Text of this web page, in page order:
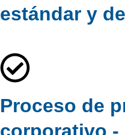
estándar y
Proceso de